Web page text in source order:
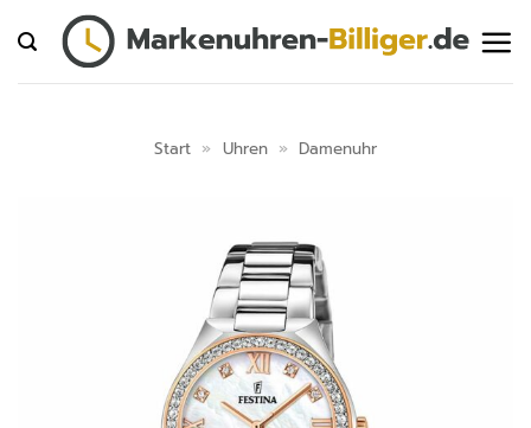
Inhalt
springen
Start » Uhren » Damenuhr